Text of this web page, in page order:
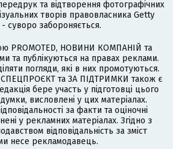
та відтворення фотографічних
творів правовласника Getty
суворо забороняється.
PROMOTED, НОВИНИ КОМПАНІЙ та
та публікуються на правах реклами.
погляди, які в них промотуються.
та ЗА ПІДТРИМКИ також є
бере участь у підготовці цього
висловлені у цих матеріалах.
за факти та оціночні
у рекламних матеріалах. Згідно з
відповідальність за зміст
несе рекламодавець.